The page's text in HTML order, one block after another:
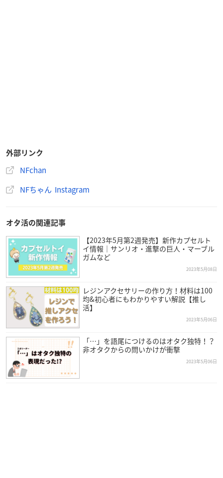
外部リンク
NFchan
NFちゃん Instagram
オタ活の関連記事
【2023年5月第2週発売】新作カプセルト
イ情報｜サンリオ・進撃の巨人・マーブル
ガムなど
2023年5月08日
レジンアクセサリーの作り方！材料は100
均&初心者にもわかりやすい解説【推し
活】
2023年5月06日
「…」を語尾につけるのはオタク独特！？
非オタクからの問いかけが衝撃
2023年5月06日